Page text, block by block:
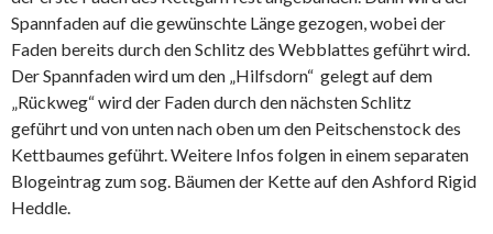
Spannfaden auf die gewünschte Länge gezogen, wobei der
Faden bereits durch den Schlitz des Webblattes geführt wird.
Der Spannfaden wird um den „Hilfsdorn“ gelegt auf dem
„Rückweg“ wird der Faden durch den nächsten Schlitz
geführt und von unten nach oben um den Peitschenstock des
Kettbaumes geführt. Weitere Infos folgen in einem separaten
Blogeintrag zum sog. Bäumen der Kette auf den Ashford Rigid
Heddle.